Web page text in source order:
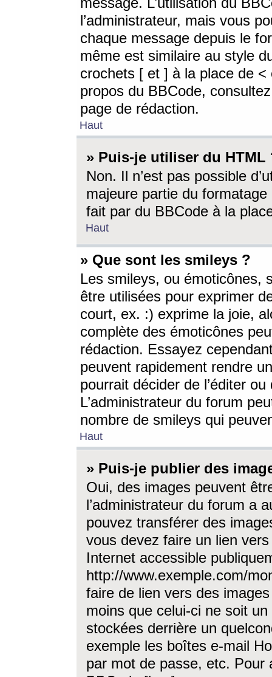
l’administrateur, mais vous
chaque message depuis le
même est similaire au style
crochets [ et ] à la place de <
propos du BBCode,
page de rédaction.
Haut
» Puis-je utiliser du HTML
Non. Il n’est pas possible
majeure partie du
fait par du BBCode à la
Haut
» Que sont les smileys ?
Les smileys, ou émoticônes,
être utilisées pour exprimer
court, ex. :) exprime la joie,
complète des émoticônes
rédaction. Essayez
peuvent rapidement rendre
pourrait décider de l’éditer
L’administrateur du forum
nombre de smileys qui
Haut
» Puis-je publier des
Oui, des images peuvent
l’administrateur du forum a
pouvez transférer des
vous devez faire un lien
Internet accessible
http://www.exemple.com/
faire de lien vers des
moins que celui-ci ne soit
stockées derrière un
exemple les boîtes e-mail
par mot de passe, etc. Pour